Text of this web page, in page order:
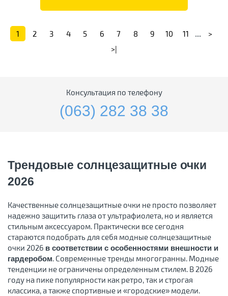
1 2 3 4 5 6 7 8 9 10 11 ....
>
>|
Консультация по телефону
(063) 282 38 38
Трендовые солнцезащитные очки
2026
Качественные солнцезащитные очки не просто позволяет
надежно защитить глаза от ультрафиолета, но и является
стильным аксессуаром. Практически все сегодня
стараются подобрать для себя модные солнцезащитные
очки 2026 в соответствии с особенностями внешности и
гардеробом. Современные тренды многогранны. Модные
тенденции не ограничены определенным стилем. В 2026
году на пике популярности как ретро, так и строгая
классика, а также спортивные и «городские» модели.